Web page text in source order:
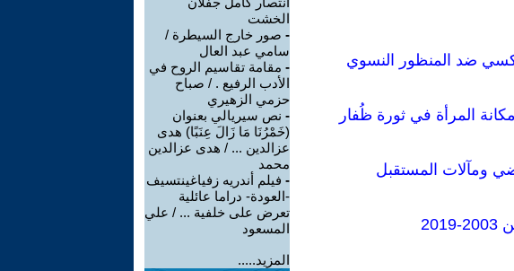
ضد المنظور النسوي
المرأة في ثورة ظُفار
ومآلات المستقبل
الخشت
- صور خارج السيطرة /
سامي عبد العال
- مقامة تقاسيم الروح في
الأدب الرفيع . / صباح
حزمي الزهيري
- نص سيريالي بعنوان
(خَمْرُنَا مَا زَالَ عِنَبًا) هدى
عزالدين ... / هدى عزالدين
محمد
- فيلم أندريه زفياغينتسيف
-العودة- دراما عائلية
تعرض على خلفية ... / علي
المسعود
المزيد.....